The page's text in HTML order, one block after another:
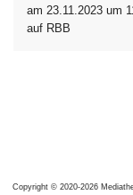
am 23.11.2023 um
auf RBB
Copyright © 2020-2026